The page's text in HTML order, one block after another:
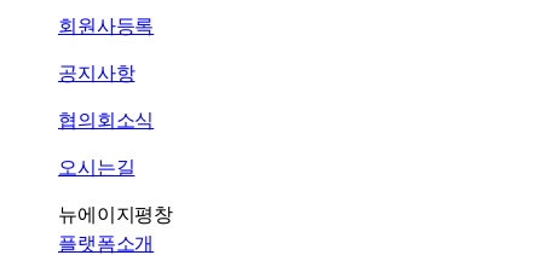
회원사등록
공지사항
협의회소식
오시는길
뉴에이지평창
플랫폼소개